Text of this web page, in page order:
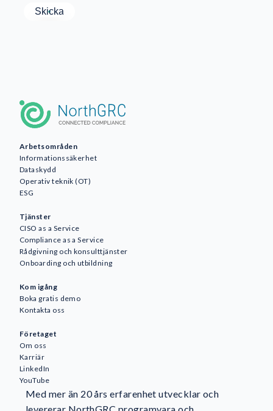
Arbetsområden
Informationssäkerhet
Dataskydd
Operativ teknik (OT)
ESG
Tjänster
CISO as a Service
Compliance as a Service
Rådgivning och konsulttjänster
Onboarding och utbildning
Kom igång
Boka gratis demo
Kontakta oss
Företaget
Om oss
Karriär
LinkedIn
YouTube
Med mer än 20 års erfarenhet utvecklar och